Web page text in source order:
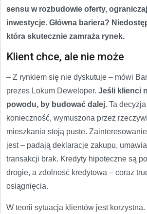
sensu w rozbudowie oferty,
inwestycje. Główna bariera?
która skutecznie zamraża rynek.
Klient chce, ale nie może
– Z rynkiem się nie dyskutuje – mówi
prezes Lokum Deweloper. Jeśli klienci
powodu, by budować dalej. Ta
konieczność, wymuszona przez
mieszkania stoją puste.
jest – padają deklaracje zakupu,
transakcji brak. Kredyty hipoteczne są
drogie, a zdolność kredytowa – coraz
osiągnięcia.
W teorii sytuacja klientów jest korzystna.